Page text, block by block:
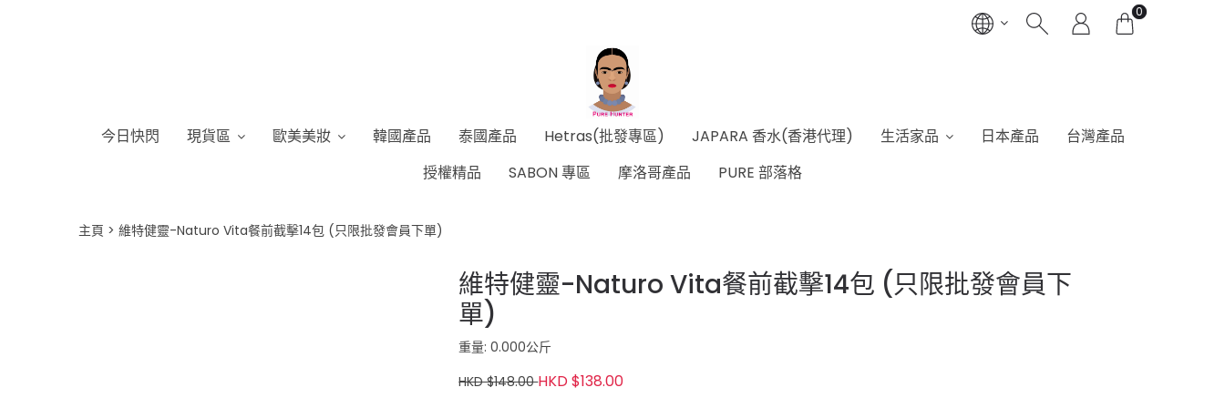
0
今日快閃 現貨區 歐美美妝 韓國產品 泰國產品 Hetras(批發專區) JAPARA 香水(香港代理) 生活家品 日本產品
台灣產品
授權精品
SABON 專區 摩洛哥產品 PURE 部落格
主頁 維特健靈-Naturo Vita餐前截擊14包 (只限批發會員下單)
維特健靈-Naturo Vita餐前截擊14包 (只限批發會員下
單)
重量: 0.000公斤
HKD $148.00HKD $138.00